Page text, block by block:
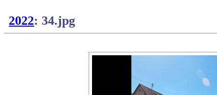
2022: 34.jpg